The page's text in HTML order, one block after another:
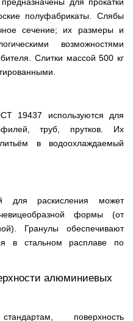
полуфабрикаты. Слябы
сечение; их размеры и
возможностями
Слитки массой 500 кг
19437 используются для
труб, прутков. Их
в водоохлаждаемый
раскисления может
формы (от
Гранулы обеспечивают
в стальном расплаве по
алюминиевых
поверхность